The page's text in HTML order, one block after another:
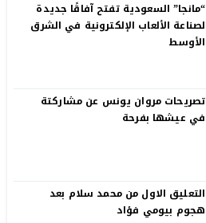
“مانجا” السعودية تفتح آفاقًا جديدة
لصناعة الألعاب الإلكترونية في الشرق
الأوسط
تصريحات مروان يونس عن مشاركتة
في عيشها بفرحة
التعليق الاول من محمد سلام بعد
هجوم بيومي فؤاد